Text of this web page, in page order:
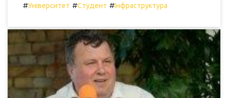
#Університет #Студент #Інфраструктура